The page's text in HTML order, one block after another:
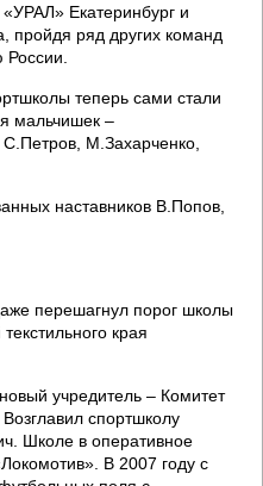
Екатеринбург и
пройдя ряд других команд
теперь сами стали
мальчишек –
М.Захарченко,
наставников В.Попов,
перешагнул порог школы
края
учредитель – Комитет
спортшколу
Школе в оперативное
В 2007 году с